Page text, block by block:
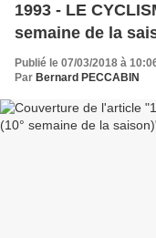
1993 - LE
semaine de la
Publié le 07/03/2018 à
Par Bernard PECCABIN